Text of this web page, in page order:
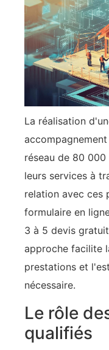
La réalisation
réseau de 80
leurs services à
relation avec ces
formulaire en
3 à 5 devis
approche facilite
prestations et
nécessaire.
Le rôle
qualifiés